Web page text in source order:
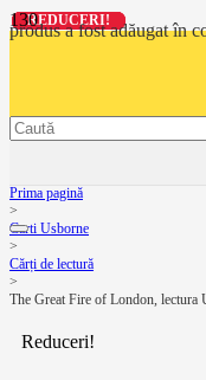
produsa fost adăugat în
Prima pagină
>
Carti Usborne
>
Cărți de lectură
>
The Great Fire of London, lectura
Reduceri!
REDUCERI!
REDUCERI!
REDUCERI!
REDUCERI!